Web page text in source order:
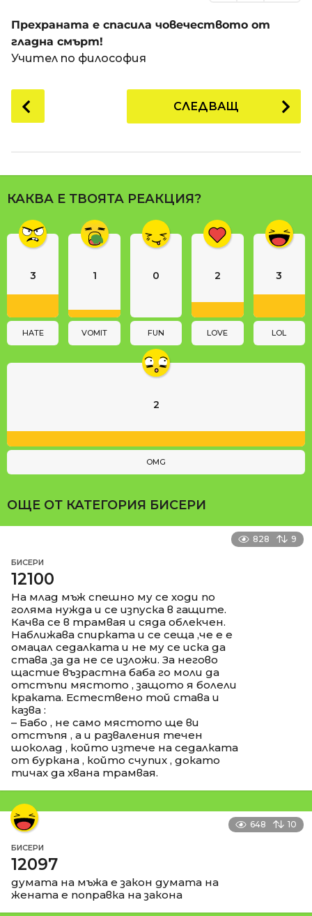
Прехраната е спасила човечеството от
гладна смърт!
Учител по философия
o
P
a
g
n
i
o
СЛЕДВАЩ
КАКВА Е ТВОЯТА РЕАКЦИЯ?
3
HATE
1
VOMIT
0
FUN
2
LOVE
3
LOL
2
OMG
ОЩЕ ОТ КАТЕГОРИЯ БИСЕРИ
828 9
БИСЕРИ
12100
На млад мъж спешно му се ходи по
голяма нужда и се изпуска в гащите.
Качва се в трамвая и сяда облекчен.
Наближава спирката и се сеща ,че е е
омацал седалката и не му се иска да
става ,за да не се изложи. За негово
щастие възрастна баба го моли да
отстъпи мястото , защото я болели
краката. Естествено той става и
казва :
– Бабо , не само мястото ще ви
отстъпя , а и разваления течен
шоколад , който изтече на седалката
от буркана , който счупих , докато
тичах да хвана трамвая.
648 10
БИСЕРИ
12097
думата на мъжа е закон думата на
жената е поправка на закона